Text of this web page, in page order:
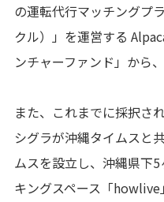
の運転代行マッチングプ
クル）」を運営する
ンチャーファンド」から
また、これまでに採択さ
シグラが沖縄タイムスと
ムスを設立し、沖縄県下
キングスペース「